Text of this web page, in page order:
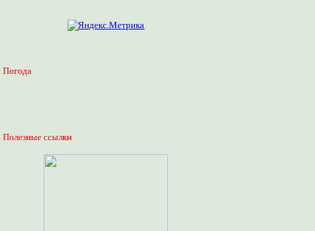
Погода
Полезные ссылки